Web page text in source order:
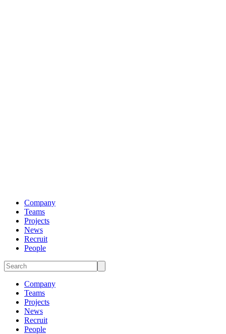
Company
Teams
Projects
News
Recruit
People
Company
Teams
Projects
News
Recruit
People